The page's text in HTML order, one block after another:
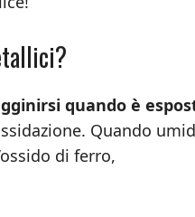
quando è
Quando
di ferro,